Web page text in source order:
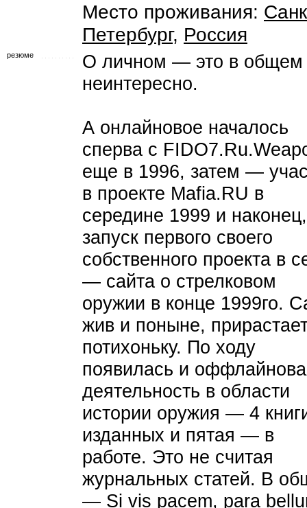
Место проживания:
Петербург, Россия
резюме
О личном — это в общем
неинтересно.
А онлайновое началось
сперва с
еще в 1996, затем —
в проекте Mafia.RU в
середине 1999 и наконец,
запуск первого своего
собственного проекта в
— сайта о стрелковом
оружии в конце 1999го.
жив и поныне,
потихоньку. По ходу
появилась и
деятельность в области
истории оружия — 4
изданных и пятая — в
работе. Это не считая
журнальных статей. В
— Si vis pacem, para